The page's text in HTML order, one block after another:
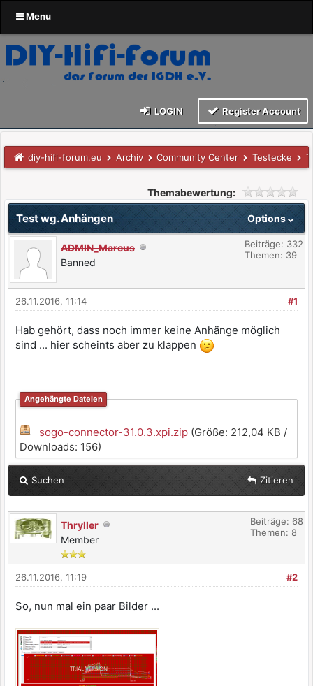
Menu
LOGIN Register Account
diy-hifi-forum.eu Archiv Community Center Testecke
Themabewertung:
Options
Test wg. Anhängen
ADMIN_Marcus
Banned
Beiträge: 332
Themen: 39
#1
26.11.2016, 11:14
Hab gehört, dass noch immer keine Anhänge möglich
sind ... hier scheints aber zu klappen
Angehängte Dateien
sogo-connector-31.0.3.xpi.zip (Größe: 212,04 KB /
Downloads: 156)
Suchen Zitieren
Thryller
Member
Beiträge: 68
Themen: 8
#2
26.11.2016, 11:19
So, nun mal ein paar Bilder ...